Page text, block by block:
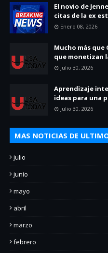
El novio de
citas de la ex
Enero 08, 2026
Mucho más
que monetizan
Julio 30, 2026
Aprendizaje
ideas para una
Julio 30, 2026
MAS NOTICIAS DE
julio
junio
mayo
abril
marzo
febrero